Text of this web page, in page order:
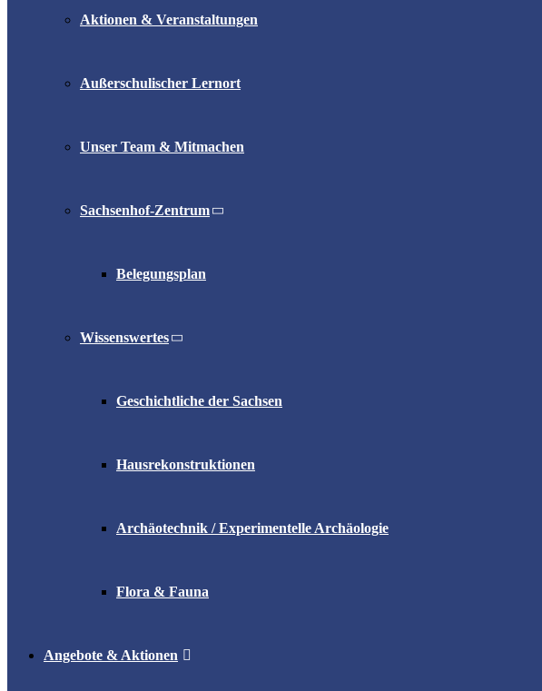
Aktionen & Veranstaltungen
Außerschulischer Lernort
Unser Team & Mitmachen
Sachsenhof-Zentrum
Belegungsplan
Wissenswertes
Geschichtliche der Sachsen
Hausrekonstruktionen
Archäotechnik / Experimentelle Archäologie
Flora & Fauna
Angebote & Aktionen